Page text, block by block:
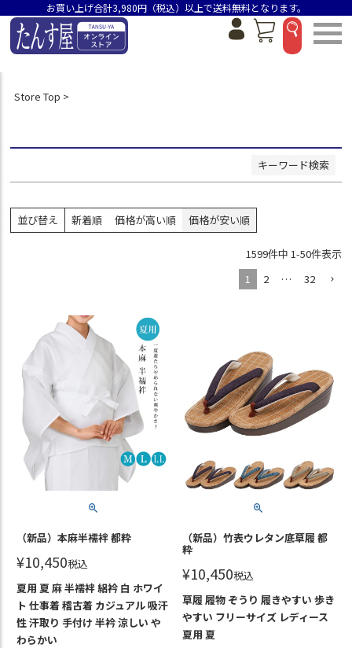
お買い上げ合計3,980円（税込）以上で送料無料となります。
Store Top
キーワード検索
並び順
新着順
価格が安い順
おすすめ順
並び替え 新着順 価格が高い順 価格が安い順
1599件中 1-50件表示
1
2 … 32
（新品）本麻半襦袢 都粋
¥10,450税込
夏用 夏 麻 半襦袢 絽衿 白 ホワイ
ト 仕事着 稽古着 カジュアル 吸汗
性 汗取り 手付け 半衿 涼しい や
わらかい
（新品）竹表ウレタン底草履 都
粋
¥10,450税込
草履 履物 ぞうり 履きやすい 歩き
やすい フリーサイズ レディース
夏用 夏